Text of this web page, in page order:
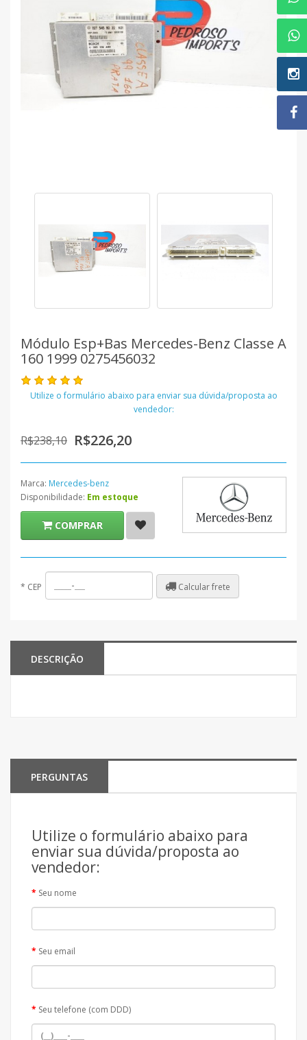
Módulo Esp+bas Mercedes-Benz Classe A
160 1999 0275456032
Utilize o formulário abaixo para enviar sua dúvida/proposta ao
vendedor:
R$238,10 R$226,20
Marca: Mercedes-benz
Disponibilidade: Em estoque
COMPRAR
* CEP Calcular frete
DESCRIÇÃO
PERGUNTAS
Utilize o formulário abaixo para
enviar sua dúvida/proposta ao
vendedor:
Seu nome
Seu email
Seu telefone (com DDD)